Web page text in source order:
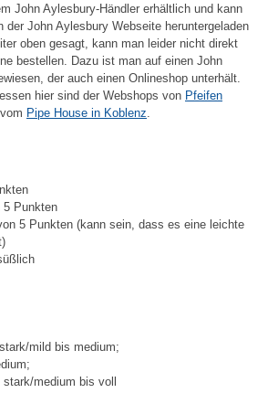
John Aylesbury-Händler erhältlich und kann
der John Aylesbury Webseite heruntergeladen
oben gesagt, kann man leider nicht direkt
bestellen. Dazu ist man auf einen John
der auch einen Onlineshop unterhält.
hier sind der Webshops von Pfeifen
Pipe House in Koblenz.
Punkten
5 Punkten (kann sein, dass es eine leichte
mild bis medium;
medium bis voll